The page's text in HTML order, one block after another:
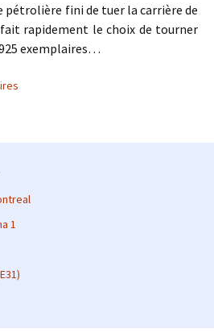
pétrolière fini de tuer la carrière de
rapidement le choix de tourner
exemplaires…
1